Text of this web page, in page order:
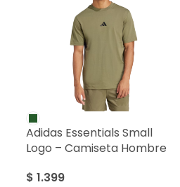
Adidas Essentials Small
Logo – Camiseta Hombre
$ 1.399